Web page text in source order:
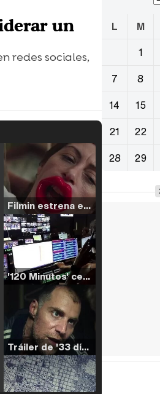
un
redes sociales,
Filmin estrena el tráiler de 'Millennial Mal', su nueva comedia universitaria de la mano de Lorena Iglesias
'120 Minutos' celebra sus 2.000 programas en Telemadrid con un vídeo del día a día en la redacción
Tráiler de '33 días', la nueva serie de Atresplayer con Julián Villagrán y José Manuel Poga
L M
1
7
8
14
15
21
22
28
29